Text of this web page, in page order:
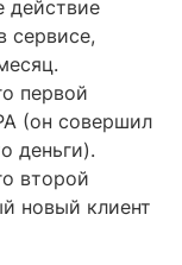
действие
сервисе,
первой
(он совершил
деньги).
второй
новый клиент